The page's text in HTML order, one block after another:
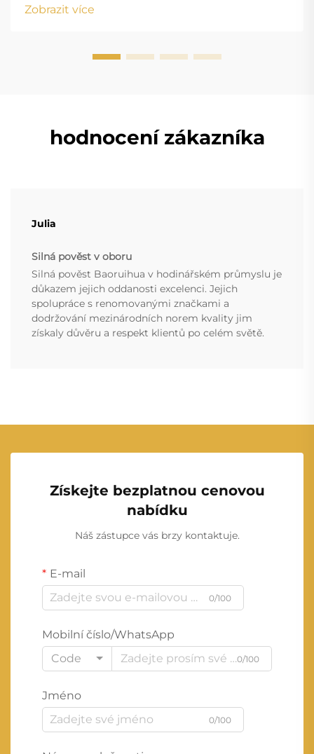
w...
Zobrazit více
hodnocení zákazníka
Julia
Silná pověst v oboru
Silná pověst Baoruihua v hodinářském průmyslu je
důkazem jejich oddanosti excelenci. Jejich
spolupráce s renomovanými značkami a
dodržování mezinárodních norem kvality jim
získaly důvěru a respekt klientů po celém světě.
Získejte bezplatnou cenovou
nabídku
Náš zástupce vás brzy kontaktuje.
E-mail
0/100
Mobilní číslo/WhatsApp
Code
0/100
Jméno
0/100